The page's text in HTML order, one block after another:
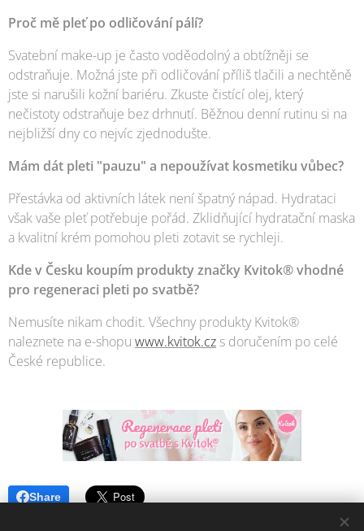
Proč mě pleť po odličování pálí?
Svatební make-up je často voděodolný a obtížněji se
odstraňuje. Možná jste při odličování příliš tlačili a nechtěně
jste si narušili kožní bariéru. Zkuste čistící olej, který
nečistoty odstraňuje bez drhnutí. Běžnou denní rutinu si na
nejbližší dny co nejvíc zjednodušte.
Mám dát pleti "pauzu" a nepoužívat kosmetiku vůbec?
Přestávka od aktivních látek není špatný nápad. Hydrataci
však vaše pleť potřebuje pořád. Zklidňující hydratační maska
a kvalitní krém pomohou pleti zotavit se rychleji.
Kde v Česku koupím produkty značky Kvitok® vhodné
pro regeneraci pleti po svatbě?
Nemusíte nikam chodit. Všechny produkty Kvitok®
naleznete na e-shopu www.kvitok.cz s doručením po celé
České republice.
Share